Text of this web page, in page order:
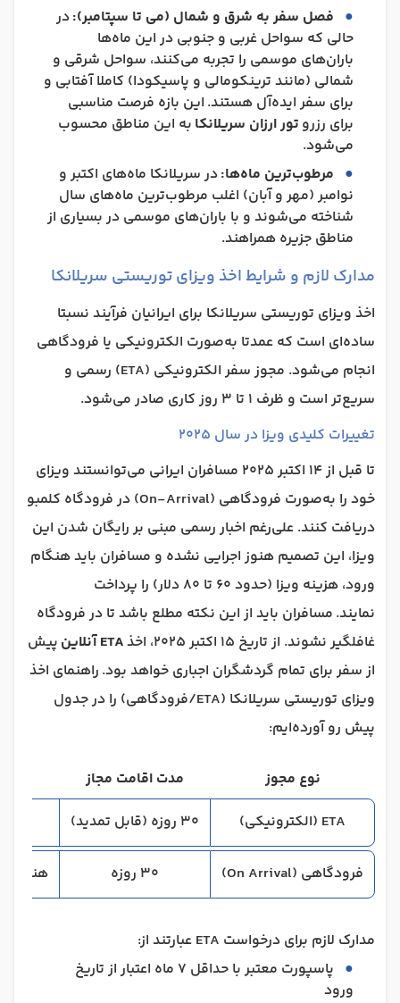
فصل سفر به شرق و شمال (می تا سپتامبر):در
حالی که سواحل غربی و جنوبی در این ماه‌ها
باران‌های موسمی را تجربه می‌کنند، سواحل شرقی و
شمالی (مانند ترینکومالی و پاسیکودا) کاملا آفتابی و
برای سفر ایده‌آل هستند. این بازه فرصت مناسبی
برای رزرو تور ارزان سریلانکا به این مناطق محسوب
می‌شود.
مرطوب‌ترین ماه‌ها:در سریلانکا ماه‌های اکتبر و
نوامبر (مهر و آبان) اغلب مرطوب‌ترین ماه‌های سال
شناخته می‌شوند و با باران‌های موسمی در بسیاری از
مناطق جزیره همراهند.
مدارک لازم و شرایط اخذ ویزای توریستی سریلانکا
اخذ ویزای توریستی سریلانکا برای ایرانیان فرآیند نسبتا
ساده‌ای است که عمدتا به‌صورت الکترونیکی یا فرودگاهی
انجام می‌شود. مجوز سفر الکترونیکی (ETA) رسمی و
سریع‌تر است و ظرف 1 تا 3 روز کاری صادر می‌شود.
تغییرات کلیدی ویزا در سال 2025
تا قبل از 14 اکتبر 2025 مسافران ایرانی می‌توانستند ویزای
خود را به‌صورت فرودگاهی (On-Arrival) در فرودگاه کلمبو
دریافت کنند. علی‌رغم اخبار رسمی مبنی بر رایگان شدن این
ویزا، این تصمیم هنوز اجرایی نشده و مسافران باید هنگام
ورود، هزینه ویزا (حدود ۶۰ تا ۸۰ دلار) را پرداخت
نمایند. مسافران باید از این نکته‌ مطلع باشد تا در فرودگاه
غافلگیر نشوند. از تاریخ 15 اکتبر 2025، اخذ
ETA آنلاین
پیش
از سفر برای تمام گردشگران اجباری خواهد بود. راهنمای اخذ
ویزای توریستی سریلانکا (ETA/فرودگاهی) را در جدول
پیش رو آورده‌ایم:
نوع مجوز
مدت اقامت مجاز
ETA (الکترونیکی)
30 روزه (قابل تمدید)
فرودگاهی (On Arrival) 30 روزه هنگام
مدارک لازم برای درخواست ETA عبارتند از:
پاسپورت معتبر با حداقل 7 ماه اعتبار از تاریخ
ورود